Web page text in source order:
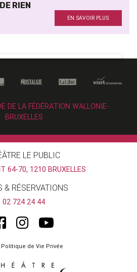
RIEN
EN SAVOIR PLUS
DE LA FÉDÉRATION WALLONIE-
BRUXELLES
LE PUBLIC
64-70, 1210 BRUXELLES
& RÉSERVATIONS
02 724 24 44
Politique de Vie Privée